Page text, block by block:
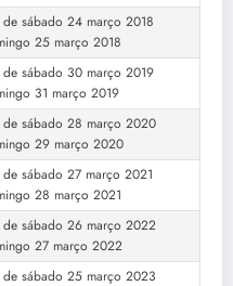
sábado 24 março 2018
25 março 2018
sábado 30 março 2019
31 março 2019
de sábado 28 março 2020
29 março 2020
sábado 27 março 2021
28 março 2021
de sábado 26 março 2022
27 março 2022
de sábado 25 março 2023